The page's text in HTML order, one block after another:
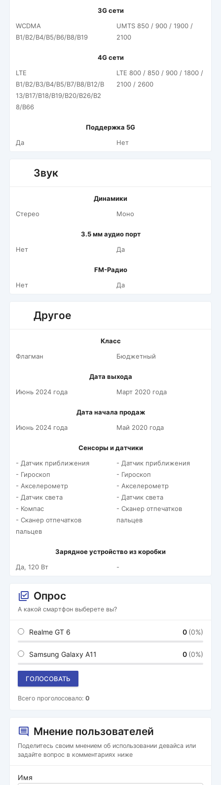
3G сети
WCDMA
B1/B2/B4/B5/B6/B8/B19
UMTS 850 / 900 / 1900 /
2100
4G сети
LTE
B1/B2/B3/B4/B5/B7/B8/B12/B
13/B17/B18/B19/B20/B26/B2
8/B66
LTE 800 / 850 / 900 / 1800 /
2100 / 2600
Поддержка 5G
Да
Нет
Звук
Динамики
Стерео
Моно
3.5 мм аудио порт
Нет
Да
FM-Радио
Нет
Да
Другое
Класс
Флагман
Бюджетный
Дата выхода
Июнь 2024 года
Март 2020 года
Дата начала продаж
Июнь 2024 года
Май 2020 года
Сенсоры и датчики
- Датчик приближения
- Гироскоп
- Акселерометр
- Датчик света
- Компас
- Сканер отпечатков
пальцев
- Датчик приближения
- Гироскоп
- Акселерометр
- Датчик света
- Сканер отпечатков
пальцев
Зарядное устройство из коробки
Да, 120 Вт
-
Опрос
А какой смартфон выберете вы?
Realme GT 6 0 (0%)
Samsung Galaxy A11 0 (0%)
ГОЛОСОВАТЬ
Всего проголосовало: 0
Мнение пользователей
Поделитесь своим мнением об использовании девайса или
задайте вопрос в комментариях ниже
Имя